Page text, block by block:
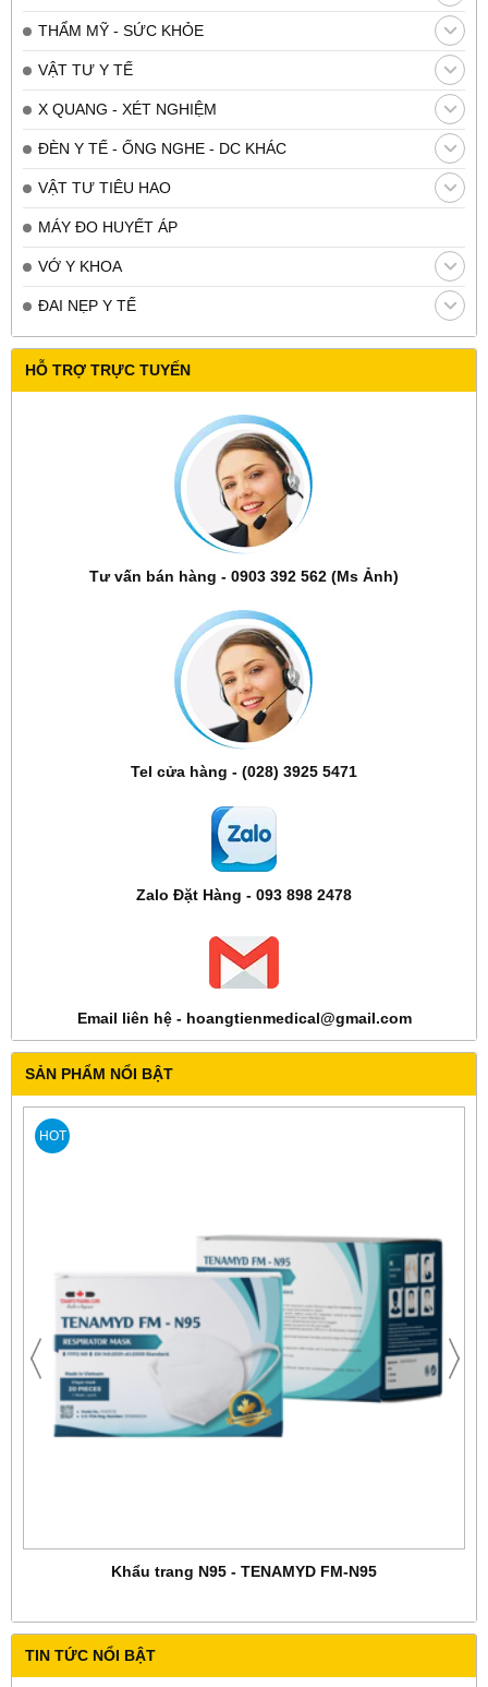
THẨM MỸ - SỨC KHỎE
VẬT TƯ Y TẾ
X QUANG - XÉT NGHIỆM
ĐÈN Y TẾ - ỐNG NGHE - DC KHÁC
VẬT TƯ TIÊU HAO
MÁY ĐO HUYẾT ÁP
VỚ Y KHOA
ĐAI NẸP Y TẾ
HỖ TRỢ TRỰC TUYẾN
Tư vấn bán hàng - 0903 392 562 (Ms Ảnh)
Tel cửa hàng - (028) 3925 5471
Zalo Đặt Hàng - 093 898 2478
Email liên hệ - hoangtienmedical@gmail.com
SẢN PHẨM NỔI BẬT
HOT
Khẩu trang N95 - TENAMYD FM-N95
TIN TỨC NỔI BẬT